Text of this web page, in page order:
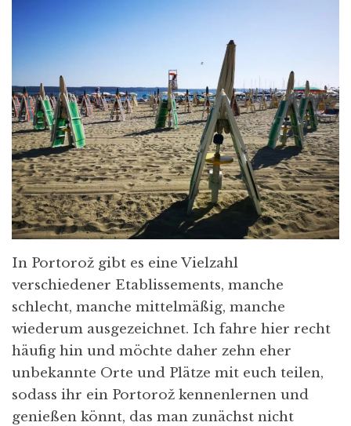
In Portorož gibt es eine Vielzahl
verschiedener Etablissements, manche
schlecht, manche mittelmäßig, manche
wiederum ausgezeichnet. Ich fahre hier recht
häufig hin und möchte daher zehn eher
unbekannte Orte und Plätze mit euch teilen,
sodass ihr ein Portorož kennenlernen und
genießen könnt, das man zunächst nicht